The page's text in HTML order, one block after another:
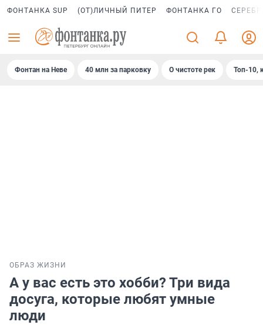
ФОНТАНКА SUP (ОТ)ЛИЧНЫЙ ПИТЕР ФОНТАНКА ГО
Фонтан на Неве 40 млн за парковку О чистоте рек Топ-10,
ОБРАЗ ЖИЗНИ
А у вас есть это хобби? Три вида
досуга, которые любят умные
люди